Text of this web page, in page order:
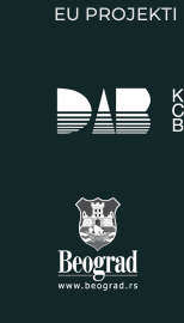
EU PROJEKTI